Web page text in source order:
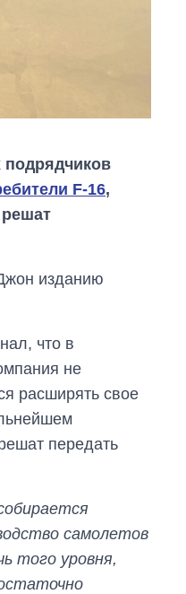
F-16,
изданию
что в
не
расширять свое
передать
самолетов
того уровня,
Сколько
выращивали в
Украине до и во